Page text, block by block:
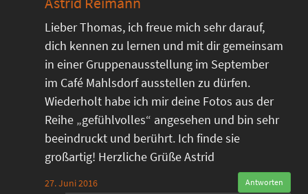
Lieber Thomas, ich freue mich sehr darauf,
dich kennen zu lernen und mit dir gemeinsam
in einer Gruppenausstellung im September
im Café Mahlsdorf ausstellen zu dürfen.
Wiederholt habe ich mir deine Fotos aus der
Reihe „gefühlvolles“ angesehen und bin sehr
beeindruckt und berührt. Ich finde sie
großartig! Herzliche Grüße Astrid
27. Juni 2016 Antworten